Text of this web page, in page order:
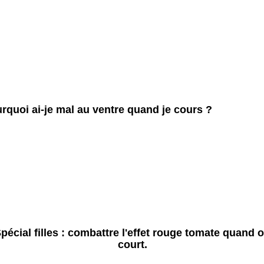
ai-je mal au ventre quand je cours ?
filles : combattre l'effet rouge tomate quand
court.